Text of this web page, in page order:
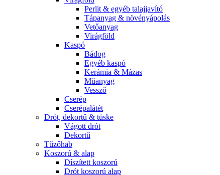
Perlit & egyéb talajjavító
Tápanyag & növényápolás
Vetőanyag
Virágföld
Kaspó
Bádog
Egyéb kaspó
Kerámia & Mázas
Műanyag
Vessző
Cserép
Cserépalátét
Drót, dekortű & tüske
Vágott drót
Dekortű
Tűzőhab
Koszorú & alap
Díszített koszorú
Drót koszorú alap